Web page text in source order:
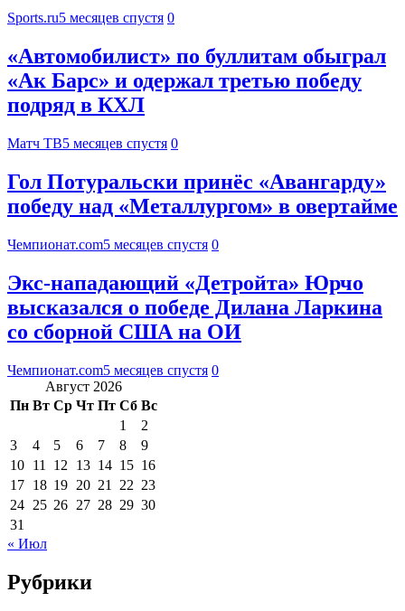
Sports.ru5 месяцев спустя 0
«Автомобилист» по буллитам обыграл
«Ак Барс» и одержал третью победу
подряд в КХЛ
Матч ТВ5 месяцев спустя 0
Гол Потуральски принёс «Авангарду»
победу над «Металлургом» в овертайме
Чемпионат.com5 месяцев спустя 0
Экс-нападающий «Детройта» Юрчо
высказался о победе Дилана Ларкина
со сборной США на ОИ
Чемпионат.com5 месяцев спустя 0
Август 2026
Пн Вт Ср Чт Пт Сб Вс
1
2
3
4 5 6 7 8
9
10 11 12 13 14 15 16
17 18 19 20 21 22 23
24 25 26 27 28 29 30
31
« Июл
Рубрики